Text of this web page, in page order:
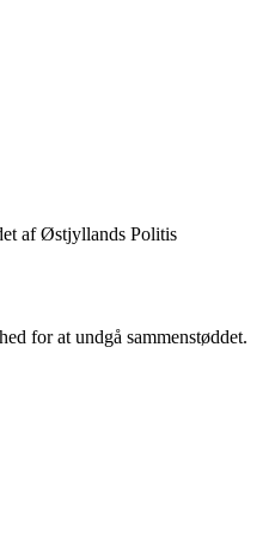
af Østjyllands Politis
for at undgå sammenstøddet.